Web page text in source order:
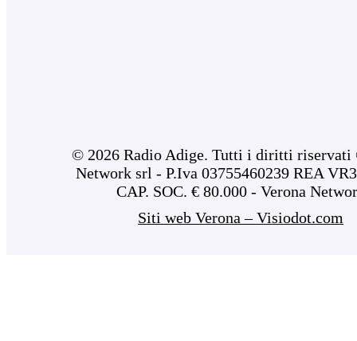
© 2026 Radio Adige. Tutti i diritti riservati
Network srl - P.Iva 03755460239 REA
CAP. SOC. € 80.000 - Verona
Siti web Verona – Visiodot.com